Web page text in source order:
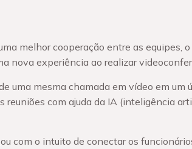
melhor cooperação entre as equipes, o
nova experiência ao realizar
uma mesma chamada em vídeo em um
reuniões com ajuda da IA (inteligência
com o intuito de conectar os